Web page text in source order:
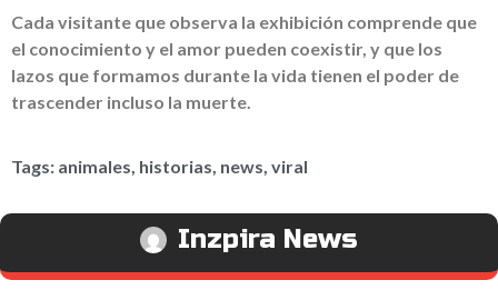
Cada visitante que observa la exhibición comprende que
el conocimiento y el amor pueden coexistir, y que los
lazos que formamos durante la vida tienen el poder de
trascender incluso la muerte.
Tags: animales, historias, news, viral
Inzpira News